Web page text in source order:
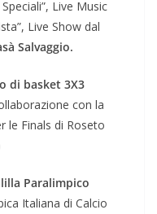
Live Music
Live Show dal
Salvaggio.
di basket 3X3
con la
le Finals di Roseto
Paralimpico
Italiana di Calcio